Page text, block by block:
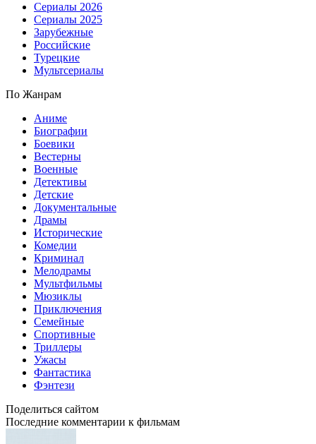
Сериалы 2026
Сериалы 2025
Зарубежные
Российские
Турецкие
Мультсериалы
По Жанрам
Аниме
Биографии
Боевики
Вестерны
Военные
Детективы
Детские
Документальные
Драмы
Исторические
Комедии
Криминал
Мелодрамы
Мультфильмы
Мюзиклы
Приключения
Семейные
Спортивные
Триллеры
Ужасы
Фантастика
Фэнтези
Поделиться сайтом
Последние комментарии к фильмам